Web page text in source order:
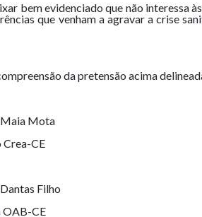
bem evidenciado que não interessa
que venham a agravar a crise
da pretensão acima
Maia Mota
Crea-CE
Filho
OAB-CE